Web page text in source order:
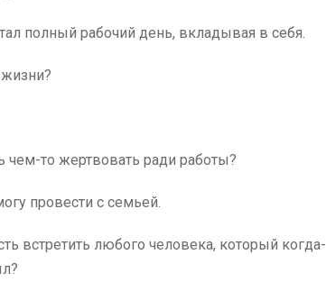
полный рабочий день, вкладывая в себя.
чем-то жертвовать ради работы?
провести с семьей.
встретить любого человека, который когда-